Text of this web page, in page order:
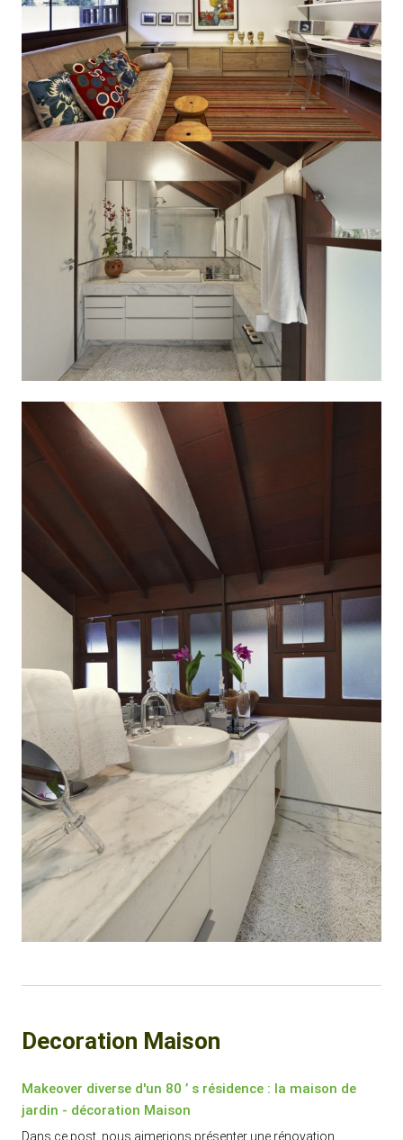
Decoration Maison
Makeover diverse d'un 80 ’ s résidence : la maison de
jardin - décoration Maison
Dans ce post, nous aimerions présenter une rénovation